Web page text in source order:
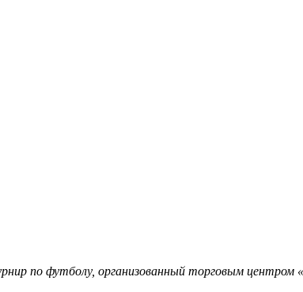
по футболу, организованный торговым